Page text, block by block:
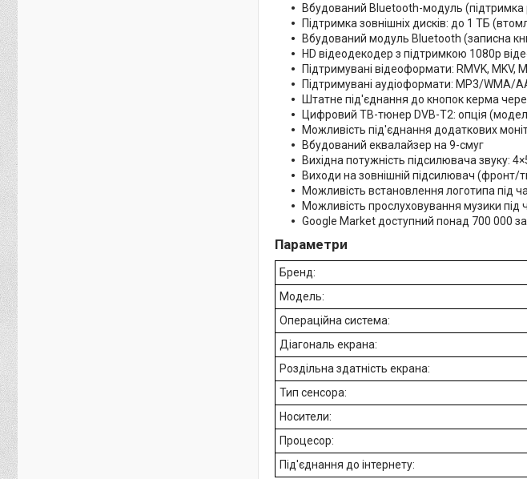
Вбудований Bluetooth-модуль (підтримка
Підтримка зовнішніх дисків: до 1 ТБ
Вбудований модуль Bluetooth (записна
HD відеодекодер з підтримкою 1080p
Підтримувані відеоформати: RMVK, MKV,
Підтримувані аудіоформати: MP3/WMA/
Штатне під'єднання до кнопок керма
Цифровий ТВ-тюнер DVB-T2: опція
Можливість під'єднання додаткових
Вбудований еквалайзер на 9-смуг
Вихідна потужність підсилювача звуку:
Виходи на зовнішній підсилювач (фронт/
Можливість встановлення логотипа під
Можливість прослуховування музики під
Google Market доступний понад 700 000
Параметри
Бренд:
Модель:
Операційна система:
Діагональ екрана:
Роздільна здатність екрана:
Тип сенсора:
Носители:
Процесор:
Під'єднання до інтернету: